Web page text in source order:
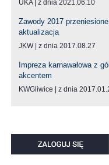
UKA z dnia 2021.06.10
Zawody 2017 przeniesione
aktualizacja
JKW z dnia 2017.08.27
Impreza karnawałowa z
akcentem
KWGliwice z dnia